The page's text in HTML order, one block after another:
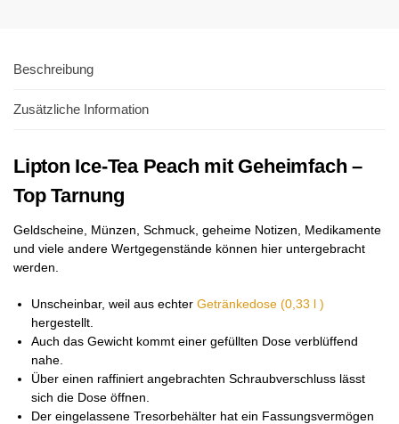
Beschreibung
Zusätzliche Information
Lipton Ice-Tea Peach mit Geheimfach –
Top Tarnung
Geldscheine, Münzen, Schmuck, geheime Notizen, Medikamente
und viele andere Wertgegenstände können hier untergebracht
werden.
Unscheinbar, weil aus echter Getränkedose (0,33 l )
hergestellt.
Auch das Gewicht kommt einer gefüllten Dose verblüffend
nahe.
Über einen raffiniert angebrachten Schraubverschluss lässt
sich die Dose öffnen.
Der eingelassene Tresorbehälter hat ein Fassungsvermögen